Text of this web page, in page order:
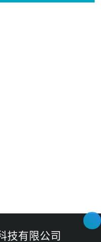
技有限公司